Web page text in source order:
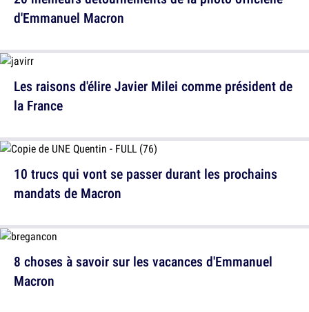
Les raisons d'élire Javier Milei comme président de
la France
8 choses à savoir sur les vacances d'Emmanuel
Macron
d'Emmanuel Macron
10 trucs qui vont se passer durant les prochains
mandats de Macron